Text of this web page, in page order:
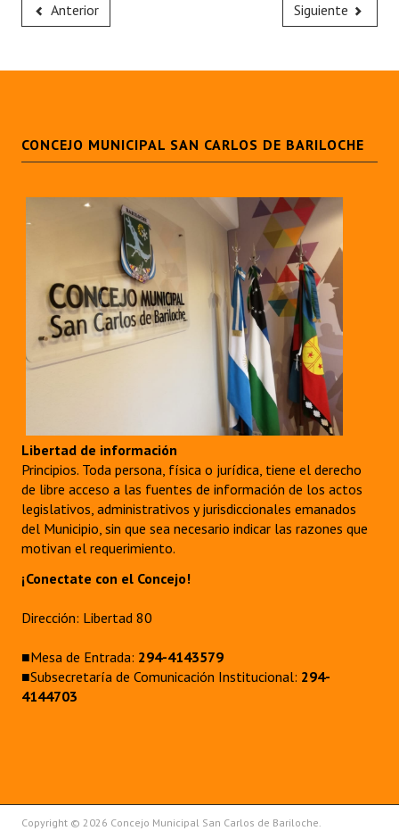
Anterior Siguiente
CONCEJO MUNICIPAL SAN CARLOS DE BARILOCHE
Libertad de información
Principios. Toda persona, física o jurídica, tiene el derecho
de libre acceso a las fuentes de información de los actos
legislativos, administrativos y jurisdiccionales emanados
del Municipio, sin que sea necesario indicar las razones que
motivan el requerimiento.
¡Conectate con el Concejo!
Dirección: Libertad 80
■Mesa de Entrada: 294-4143579
■Subsecretaría de Comunicación Institucional: 294-
4144703
Copyright © 2026 Concejo Municipal San Carlos de Bariloche.